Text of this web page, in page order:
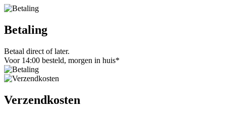
Betaling
Betaal direct of later.
Voor 14:00 besteld, morgen in huis*
Verzendkosten